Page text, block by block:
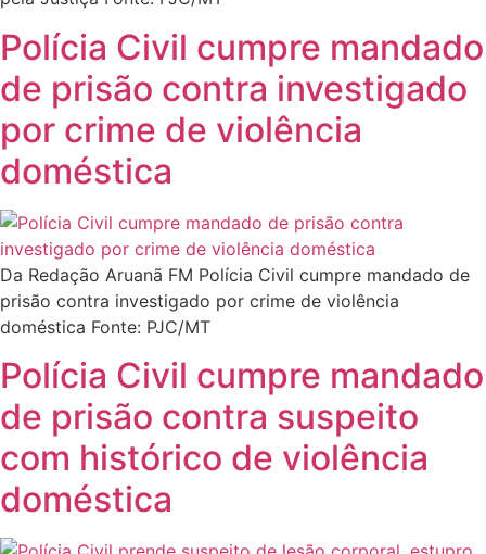
Polícia Civil cumpre mandado
de prisão contra investigado
por crime de violência
doméstica
Da Redação Aruanã FM Polícia Civil cumpre mandado de
prisão contra investigado por crime de violência
doméstica Fonte: PJC/MT
Polícia Civil cumpre mandado
de prisão contra suspeito
com histórico de violência
doméstica